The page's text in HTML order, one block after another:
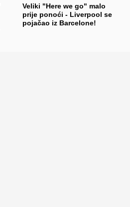
Veliki "Here we go" malo
prije ponoći - Liverpool se
pojačao iz Barcelone!